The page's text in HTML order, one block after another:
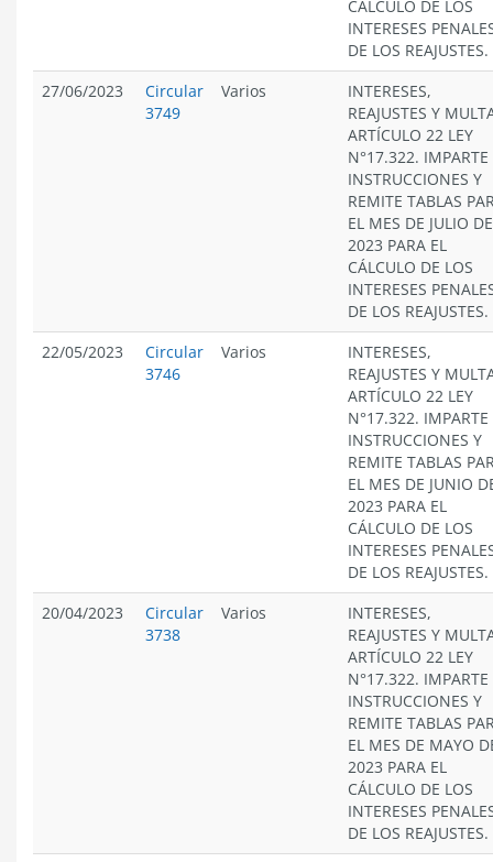
CÁLCULO DE LOS
INTERESES
DE LOS REAJUSTES.
27/06/2023
Circular
3749
Varios
INTERESES,
REAJUSTES Y
ARTÍCULO 22 LEY
N°17.322. IMPARTE
INSTRUCCIONES Y
REMITE TABLAS
EL MES DE JULIO DE
2023 PARA EL
CÁLCULO DE LOS
INTERESES
DE LOS REAJUSTES.
22/05/2023
Circular
3746
Varios
INTERESES,
REAJUSTES Y
ARTÍCULO 22 LEY
N°17.322. IMPARTE
INSTRUCCIONES Y
REMITE TABLAS
EL MES DE JUNIO
2023 PARA EL
CÁLCULO DE LOS
INTERESES
DE LOS REAJUSTES.
20/04/2023
Circular
3738
Varios
INTERESES,
REAJUSTES Y
ARTÍCULO 22 LEY
N°17.322. IMPARTE
INSTRUCCIONES Y
REMITE TABLAS
EL MES DE MAYO
2023 PARA EL
CÁLCULO DE LOS
INTERESES
DE LOS REAJUSTES.